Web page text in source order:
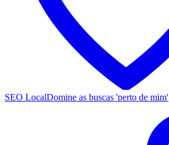
SEO LocalDomine as buscas 'perto de mim'